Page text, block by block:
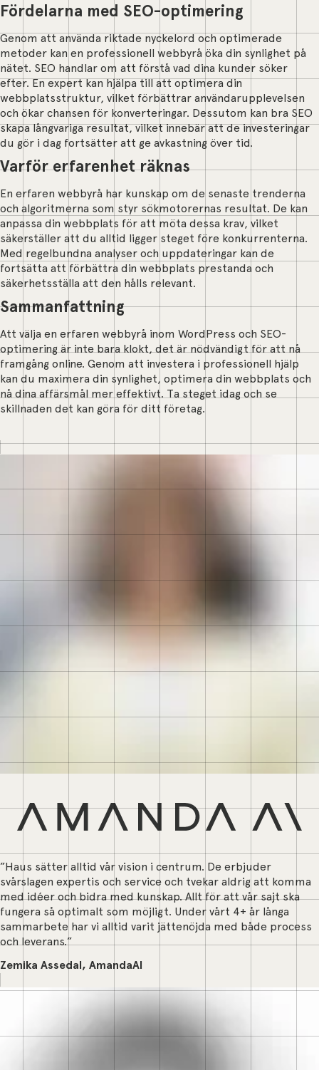
Fördelarna med SEO-optimering
Genom att använda riktade nyckelord och optimerade
metoder kan en professionell webbyrå öka din synlighet på
nätet. SEO handlar om att förstå vad dina kunder söker
efter. En expert kan hjälpa till att optimera din
webbplatsstruktur, vilket förbättrar användarupplevelsen
och ökar chansen för konverteringar. Dessutom kan bra SEO
skapa långvariga resultat, vilket innebär att de investeringar
du gör i dag fortsätter att ge avkastning över tid.
Varför erfarenhet räknas
En erfaren webbyrå har kunskap om de senaste trenderna
och algoritmerna som styr sökmotorernas resultat. De kan
anpassa din webbplats för att möta dessa krav, vilket
säkerställer att du alltid ligger steget före konkurrenterna.
Med regelbundna analyser och uppdateringar kan de
fortsätta att förbättra din webbplats prestanda och
säkerhetsställa att den hålls relevant.
Sammanfattning
Att välja en erfaren webbyrå inom WordPress och SEO-
optimering är inte bara klokt, det är nödvändigt för att nå
framgång online. Genom att investera i professionell hjälp
kan du maximera din synlighet, optimera din webbplats och
nå dina affärsmål mer effektivt. Ta steget idag och se
skillnaden det kan göra för ditt företag.
”Haus sätter alltid vår vision i centrum. De erbjuder
svårslagen expertis och service och tvekar aldrig att komma
med idéer och bidra med kunskap. Allt för att vår sajt ska
fungera så optimalt som möjligt. Under vårt 4+ år långa
sammarbete har vi alltid varit jättenöjda med både process
och leverans.”
Zemika Assedal, AmandaAI